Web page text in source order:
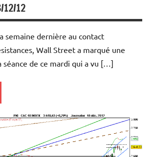
12/12
semaine dernière au contact
Wall Street a marqué une
séance de ce mardi qui a vu […]